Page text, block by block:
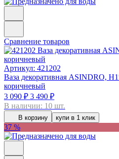
Сравнение товаров
Артикул: 421202
Ваза декоративная ASINDRO,
коричневый
3 090 ₽ 3 490 ₽
В наличии: 10 шт.
В корзину купи в 1 клик
37 %